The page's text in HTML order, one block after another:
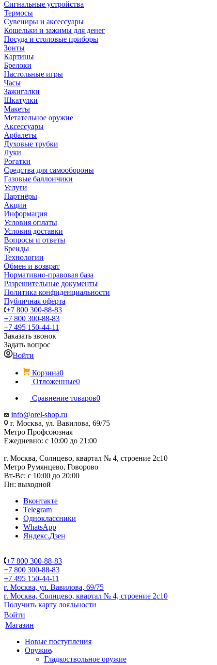
Сигнальные устройства
Термосы
Сувениры и аксессуары
Кошельки и зажимы для денег
Посуда и столовые приборы
Зонты
Картины
Брелоки
Настольные игры
Часы
Зажигалки
Шкатулки
Макеты
Метательное оружие
Аксессуары
Арбалеты
Духовые трубки
Луки
Рогатки
Средства для самообороны
Газовые баллончики
Услуги
Партнёры
Акции
Информация
Условия оплаты
Условия доставки
Вопросы и ответы
Бренды
Технологии
Обмен и возврат
Нормативно-правовая база
Разрешительные документы
Политика конфиденциальности
Публичная оферта
+7 800 300-88-83
+7 800 300-88-83
+7 495 150-44-11
Заказать звонок
Задать вопрос
Войти
Корзина0
Отложенные0
Сравнение товаров0
info@orel-shop.ru
г. Москва, ул. Вавилова, 69/75
Метро Профсоюзная
Ежедневно: с 10:00 до 21:00
г. Москва, Солнцево, квартал № 4, строение 2с10
Метро Румянцево, Говорово
Вт-Вс: с 10:00 до 20:00
Пн: выходной
Вконтакте
Telegram
Одноклассники
WhatsApp
Яндекс.Дзен
+7 800 300-88-83
+7 800 300-88-83
+7 495 150-44-11
г. Москва, ул. Вавилова, 69/75
г. Москва, Солнцево, квартал № 4, строение 2с10
Получить карту лояльности
Войти
Магазин
Новые поступления
Оружие
Гладкоствольное оружие